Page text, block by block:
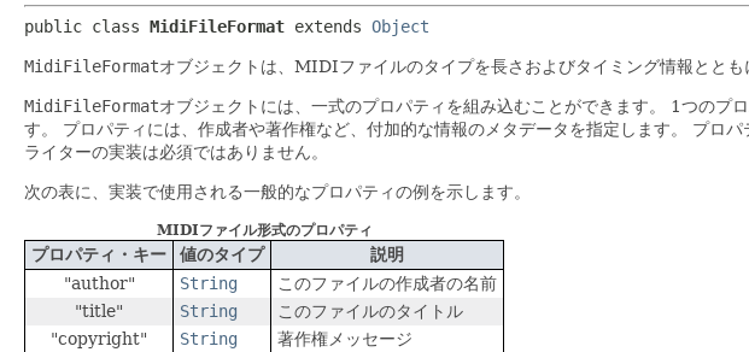
public class MidiFileFormat extends Object
MidiFileFormatオブジェクトは、MIDIファイルのタイプを長さおよびタイミング情報ととも
MidiFileFormatオブジェクトには、一式のプロパティを組み込むことができます。
1つのプ
す。
プロパティには、作成者や著作権など、付加的な情報のメタデータを指定します。
プロパ
ライターの実装は必須ではありません。
次の表に、実装で使用される一般的なプロパティの例を示します。
MIDIファイル形式のプロパティ
プロパティ・キー 値のタイプ
説明
"author"
String
このファイルの作成者の名前
"title"
String
このファイルのタイトル
"copyright"
String
著作権メッセージ